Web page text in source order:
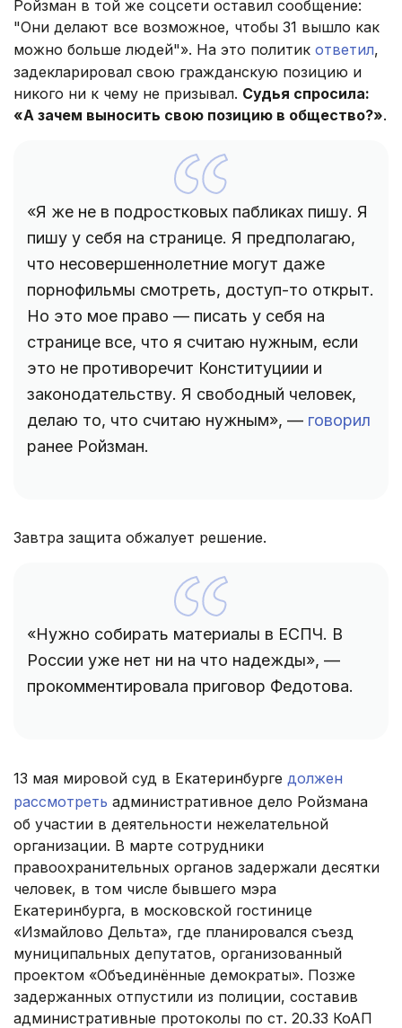
Ройзман в той же соцсети оставил сообщение:
"Они делают все возможное, чтобы 31 вышло как
можно больше людей"». На это политик ответил,
задекларировал свою гражданскую позицию и
никого ни к чему не призывал. Судья спросила:
«А зачем выносить свою позицию в общество?».
«Я же не в подростковых пабликах пишу. Я
пишу у себя на странице. Я предполагаю,
что несовершеннолетние могут даже
порнофильмы смотреть, доступ-то открыт.
Но это мое право — писать у себя на
странице все, что я считаю нужным, если
это не противоречит Конституциии и
законодательству. Я свободный человек,
делаю то, что считаю нужным», — говорил
ранее Ройзман.
Завтра защита обжалует решение.
«Нужно собирать материалы в ЕСПЧ. В
России уже нет ни на что надежды», —
прокомментировала приговор Федотова.
13 мая мировой суд в Екатеринбурге должен
рассмотреть административное дело Ройзмана
об участии в деятельности нежелательной
организации. В марте сотрудники
правоохранительных органов задержали десятки
человек, в том числе бывшего мэра
Екатеринбурга, в московской гостинице
«Измайлово Дельта», где планировался съезд
муниципальных депутатов, организованный
проектом «Объединённые демократы». Позже
задержанных отпустили из полиции, составив
административные протоколы по ст. 20.33 КоАП